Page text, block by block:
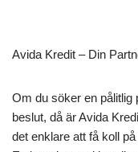
Avida Kredit – Din
Om du söker en pålitlig
beslut, då är Avida
det enklare att få koll